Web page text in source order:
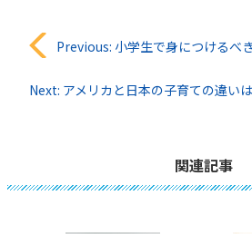
投
稿
Previous: 小学生で身につけるべき英文法は
Next: アメリカと日本の子育ての違いは？海外の子
関連記事